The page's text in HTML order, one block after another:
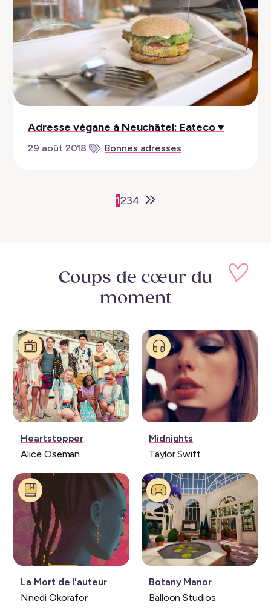
Adresse végane à Neuchâtel: Eateco ♥︎
29 août 2018 Bonnes adresses
1234
Older
Coups de cœur du
moment
Série:
Heartstopper
Alice Oseman
Musique:
Midnights
Taylor Swift
Livre:
La Mort de l'auteur
Nnedi Okorafor
Jeu
vidéo:
Botany Manor
Balloon Studios